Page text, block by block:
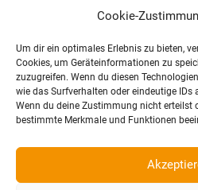
Cookie-
Um dir ein optimales Erlebnis zu bieten,
Cookies, um Geräteinformationen zu
zuzugreifen. Wenn du diesen
wie das Surfverhalten oder eindeutige IDs
Wenn du deine Zustimmung nicht erteilst
bestimmte Merkmale und Funktionen
tieferliegenden Emotionen in
Über